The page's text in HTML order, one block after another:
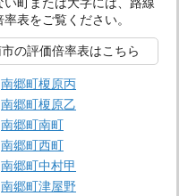
町または大字には、路線
表をご覧ください。
市の評価倍率表はこちら
南郷町榎原丙
南郷町榎原乙
南郷町南町
南郷町西町
南郷町中村甲
南郷町津屋野